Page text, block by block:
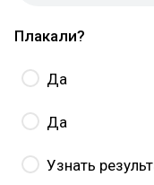
Плакали?
Да
Да
Узнать